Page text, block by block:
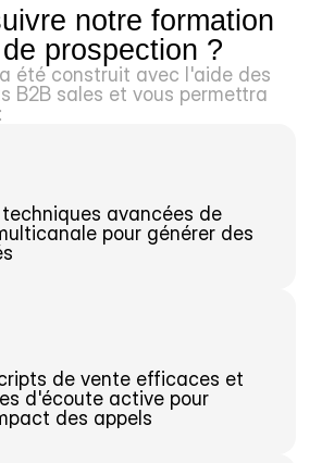
notre formation
prospection ?
été construit avec l'aide des
B2B sales et vous permettra
avancées de
pour générer des
de vente efficaces et
d'écoute active pour
des appels